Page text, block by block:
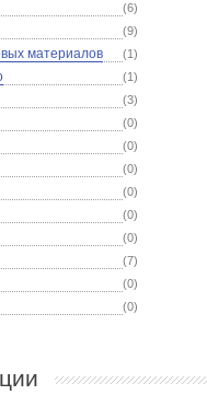
(6)
(9)
(1)
материалов
(1)
(3)
(0)
(0)
(0)
(0)
(0)
(0)
(7)
(0)
(0)